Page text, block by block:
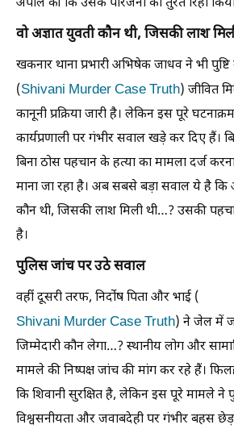
अपील की कि उसके परिजनों को तुरंत रिहा
वो अज्ञात युवती कौन थी, जिसकी लाश
खकनार थाना प्रभारी अभिषेक जाधव ने भी
(Shivani Murder Case Truth) जीवित
कानूनी प्रक्रिया जारी है। लेकिन इस पूरे
कार्यप्रणाली पर गंभीर सवाल खड़े कर दिए हैं।
बिना ठोस पहचान के हत्या का मामला दर्ज
माना जा रहा है। अब सबसे बड़ा सवाल ये है कि
कौन थी, जिसकी लाश मिली थी…? उसकी
है।
पुलिस जांच पर उठे सवाल
वहीं दूसरी तरफ, निर्दोष पिता और भाई (
Shivani Murder Case Truth) ने जेल में
जिम्मेदारी कौन लेगा…? स्थानीय लोग और
मामले की निष्पक्ष जांच की मांग कर रहे हैं।
कि शिवानी सुरक्षित है, लेकिन इस पूरे मामले ने
विश्वसनीयता और जवाबदेही पर गंभीर बहस